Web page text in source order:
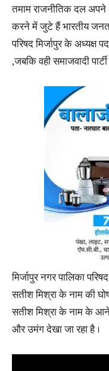
तमाम राजनीतिक दल अपने
करने में जुटे हैं भारतीय
परिषद मिर्जापुर के अध्यक्ष
,जबकि वही समाजवादी
मिर्जापुर नगर पालिका
सतीश मिश्रा के नाम की
सतीश मिश्रा के नाम के आने
और उमंग देखा जा रहा है ।